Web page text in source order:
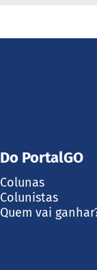
Do PortalGO
Colunas
Colunistas
Quem vai